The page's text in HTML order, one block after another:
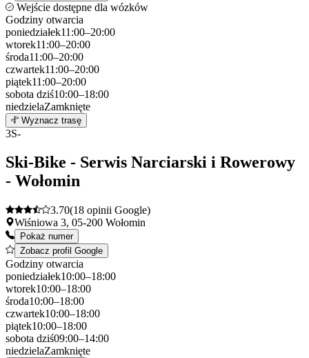
Wejście dostępne dla wózków
Godziny otwarcia
poniedziałek11:00–20:00
wtorek11:00–20:00
środa11:00–20:00
czwartek11:00–20:00
piątek11:00–20:00
sobota dziś10:00–18:00
niedzielaZamknięte
+
−
Wyznacz trasę
3S-
Ski-Bike - Serwis Narciarski i Rowerowy
- Wołomin
3.70(18 opinii Google)
Wiśniowa 3, 05-200 Wołomin
Pokaż numer
Zobacz profil Google
Godziny otwarcia
poniedziałek10:00–18:00
wtorek10:00–18:00
środa10:00–18:00
czwartek10:00–18:00
piątek10:00–18:00
sobota dziś09:00–14:00
niedzielaZamknięte